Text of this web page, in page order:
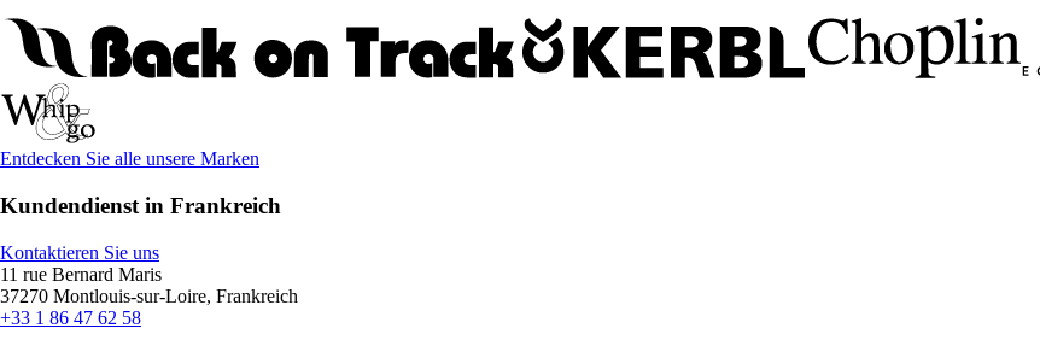
Entdecken Sie alle unsere Marken
Kundendienst in Frankreich
Kontaktieren Sie uns
11 rue Bernard Maris
37270 Montlouis-sur-Loire, Frankreich
+33 1 86 47 62 58